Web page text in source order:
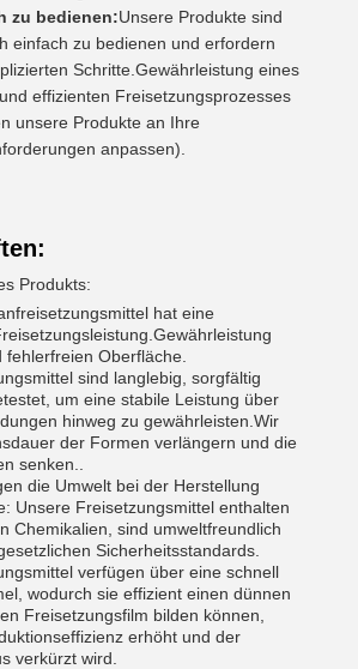
zu bedienen:Unsere Produkte sind
einfach zu bedienen und erfordern
Schritte.Gewährleistung eines
effizienten Freisetzungsprozesses
unsere Produkte an Ihre
anpassen).
Produkts:
hat eine
Oberfläche.
sind langlebig, sorgfältig
um eine stabile Leistung über
hinweg zu gewährleisten.Wir
der Formen verlängern und die
senken..
die Umwelt bei der Herstellung
Unsere Freisetzungsmittel enthalten
Chemikalien, sind umweltfreundlich
Sicherheitsstandards.
verfügen über eine schnell
wodurch sie effizient einen dünnen
Freisetzungsfilm bilden können,
erhöht und der
verkürzt wird.